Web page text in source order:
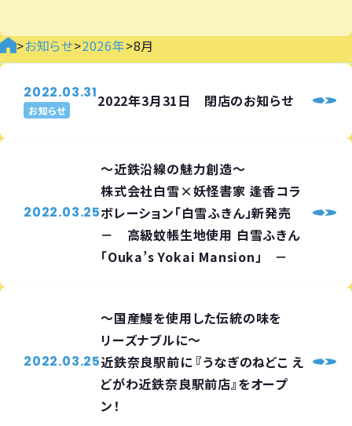
>お知らせ>2026年>8月
2022.03.31
お知らせ 2022年3月31日 閉店のお知らせ
2022.03.25
～近鉄沿線の魅力創造～
株式会社白雪×妖怪書家 逢香コラ
ボレーション「白雪ふきん」新発売
－ 高級蚊帳生地使用 白雪ふきん
「Ouka’s Yokai Mansion」 －
2022.03.25
～国産鰻を使用した伝統の味を
リーズナブルに～
近鉄奈良駅前に 『うなぎのねどこ え
どがわ近鉄奈良駅前店』をオープ
ン！